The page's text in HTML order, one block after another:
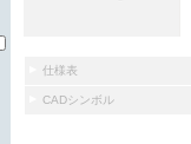
仕様表
CADシンボル